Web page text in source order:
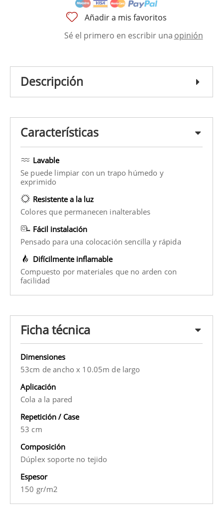
Añadir a mis favoritos
Sé el primero en escribir una opinión
Descripción
Características
Lavable
Se puede limpiar con un trapo húmedo y
exprimido
Resistente a la luz
Colores que permanecen inalterables
Fácil instalación
Pensado para una colocación sencilla y rápida
Difícilmente inflamable
Compuesto por materiales que no arden con
facilidad
Ficha técnica
Dimensiones
53cm de ancho x 10.05m de largo
Aplicación
Cola a la pared
Repetición / Case
53 cm
Composición
Dúplex soporte no tejido
Espesor
150 gr/m2